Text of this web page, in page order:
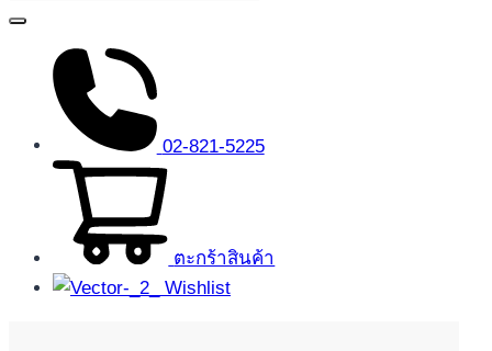
02-821-5225
ตะกร้าสินค้า
Wishlist